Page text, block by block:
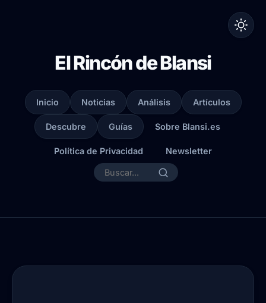
El Rincón de Blansi
Inicio Noticias Análisis Artículos
Descubre Guías Sobre Blansi.es
Política de Privacidad Newsletter